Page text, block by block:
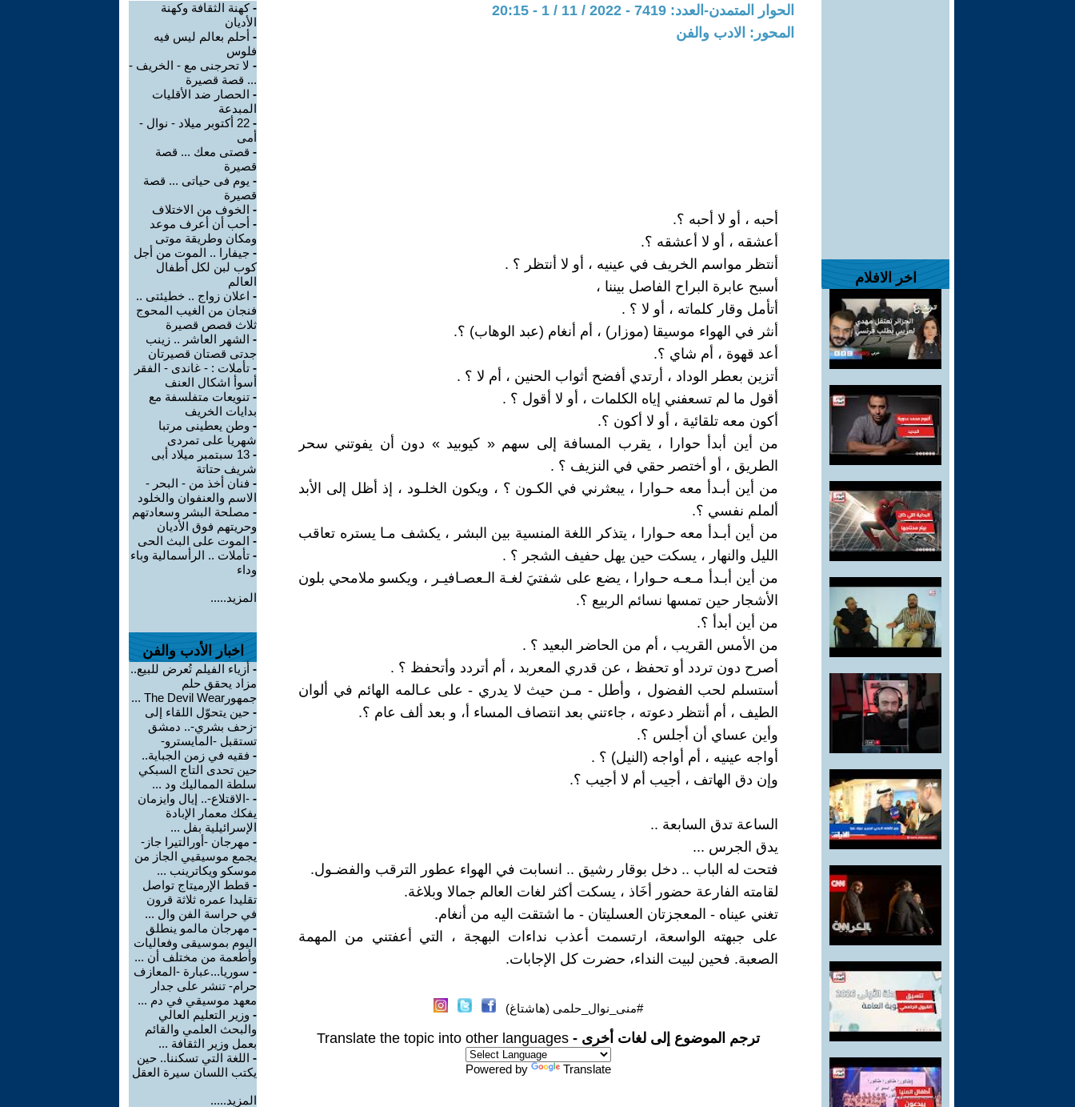
اخر الافلام
الحوار المتمدن-العدد: 7419 - 2022 / 11 / 1 - 20:15
المحور: الادب والفن
أحبه ، أو لا أحبه ؟.
أعشقه ، أو لا أعشقه ؟.
أنتظر مواسم الخريف في عينيه ، أو لا أنتظر ؟ .
أسبح عابرة البراح الفاصل بيننا ،
أتأمل وقار كلماته ، أو لا ؟ .
أنثر في الهواء موسيقا (موزار) ، أم أنغام (عبد الوهاب) ؟.
أعد قهوة ، أم شاي ؟.
أتزين بعطر الوداد ، أرتدي أفضح أثواب الحنين ، أم لا ؟ .
أقول ما لم تسعفني إياه الكلمات ، أو لا أقول ؟ .
أكون معه تلقائية ، أو لا أكون ؟.
من أين أبدأ حوارا ، يقرب المسافة إلى سهم « كيوبيد » دون أن يفوتني سحر
الطريق ، أو أختصر حقي في النزيف ؟ .
من أين أبـدأ معه حـوارا ، يبعثرني في الكـون ؟ ، ويكون الخلـود ، إذ أظل إلى الأبد
ألملم نفسي ؟.
من أين أبـدأ معه حـوارا ، يتذكر اللغة المنسية بين البشر ، يكشف مـا يستره تعاقب
الليل والنهار ، يسكت حين يهل حفيف الشجر ؟ .
من أين أبـدأ مـعـه حـوارا ، يضع على شفتيَ لغـة الـعصـافيـر ، ويكسو ملامحي بلون
الأشجار حين تمسها نسائم الربيع ؟.
من أين أبدأ ؟.
من الأمس القريب ، أم من الحاضر البعيد ؟ .
أصرح دون تردد أو تحفظ ، عن قدري المعربد ، أم أتردد وأتحفظ ؟ .
أستسلم لحب الفضول ، وأطل - مـن حيث لا يدري - على عـالمه الهائم في ألوان
الطيف ، أم أنتظر دعوته ، جاءتني بعد انتصاف المساء أ، و بعد ألف عام ؟.
وأين عساي أن أجلس ؟.
أواجه عينيه ، أم أواجه (النيل) ؟ .
وإن دق الهاتف ، أجيب أم لا أجيب ؟.
الساعة تدق السابعة ..
يدق الجرس ...
فتحت له الباب .. دخل بوقار رشيق .. انسابت في الهواء عطور الترقب والفضـول.
لقامته الفارعة حضور أخَاذ ، يسكت أكثر لغات العالم جمالا وبلاغة.
تغني عيناه - المعجزتان العسليتان - ما اشتقت اليه من أنغام.
على جبهته الواسعة، ارتسمت أعذب نداءات البهجة ، التي أعفتني من المهمة
الصعبة. فحين لبيت النداء، حضرت كل الإجابات.
#منى_نوال_حلمى (هاشتاغ)
ترجم الموضوع إلى لغات أخرى - Translate the topic into other languages
Powered by Translate
-كهنة الثقافة وكهنة
الأديان
- أحلم بعالم ليس فيه
فلوس
- لا تحرجنى مع - الخريف -
... قصة قصيرة
- الحصار ضد الأقليات
المبدعة
-
22 أكتوبر ميلاد - نوال -
أمى
- قصتى معك ... قصة
قصيرة
- يوم فى حياتى ... قصة
قصيرة
- الخوف من الاختلاف
- أحب أن أعرف موعد
ومكان وطريقة موتى
- جيفارا .. الموت من أجل
كوب لبن لكل أطفال
العالم
- اعلان زواج .. خطيئتى ..
فنجان من الغيب المحوج
ثلاث قصص قصيرة
- الشهر العاشر .. زينب
جدتى قصتان قصيرتان
- تأملات : - غاندى - الفقر
أسوأ اشكال العنف
- تنويعات متفلسفة مع
بدايات الخريف
- وطن يعطينى مرتبا
شهريا على تمردى
-
13 سبتمبر ميلاد أبى
شريف حتاتة
- فنان أخذ من - البحر -
الاسم والعنفوان والخلود
- مصلحة البشر وسعادتهم
وحريتهم فوق الأديان
- الموت على البث الحى
- تأملات .. الرأسمالية وباء
وداء
المزيد.....
اخبار الأدب والفن
- أزياء الفيلم تُعرض للبيع..
مزاد يحقق حلم
جمهورThe Devil Wear ...
- حين يتحوّل اللقاء إلى
-زحف بشري-.. دمشق
تستقبل -المايسترو-
- فقيه في زمن الجباية..
حين تحدى التاج السبكي
سلطة المماليك ود ...
- -الاقتلاع-.. إيال وايزمان
يفكك معمار الإبادة
الإسرائيلية بفل ...
- مهرجان -أورالتيرا جاز-
يجمع موسيقيي الجاز من
موسكو ويكاترينب ...
- قطط الإرميتاج تواصل
تقليدا عمره ثلاثة قرون
في حراسة الفن وال ...
- مهرجان مالمو ينطلق
اليوم بموسيقى وفعاليات
وأطعمة من مختلف أن ...
- سوريا...عبارة -المعازف
حرام- تنشر على جدار
معهد موسيقي في دم ...
- وزير التعليم العالي
والبحث العلمي والقائم
بعمل وزير الثقافة ...
- اللغة التي تسكننا.. حين
يكتب اللسان سيرة العقل
المزيد.....